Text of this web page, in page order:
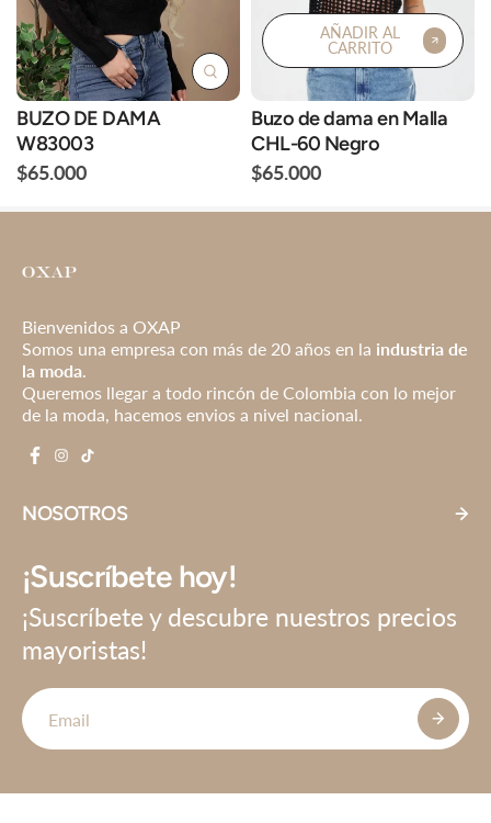
BUZO DE DAMA
W83003
$65.000
AÑADIR AL
CARRITO
Buzo de dama en Malla
CHL-60 Negro
$65.000
Bienvenidos a OXAP
Somos una empresa con más de 20 años en la industria de
la moda.
Queremos llegar a todo rincón de Colombia con lo mejor
de la moda, hacemos envios a nivel nacional.
NOSOTROS
¡Suscríbete hoy!
¡Suscríbete y descubre nuestros precios
mayoristas!